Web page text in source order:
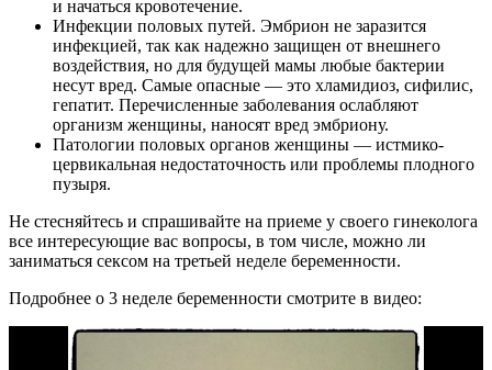
и начаться кровотечение.
Инфекции половых путей. Эмбрион не заразится
инфекцией, так как надежно защищен от внешнего
воздействия, но для будущей мамы любые бактерии
несут вред. Самые опасные — это хламидиоз, сифилис,
гепатит. Перечисленные заболевания ослабляют
организм женщины, наносят вред эмбриону.
Патологии половых органов женщины — истмико-
цервикальная недостаточность или проблемы плодного
пузыря.
Не стесняйтесь и спрашивайте на приеме у своего гинеколога
все интересующие вас вопросы, в том числе, можно ли
заниматься сексом на третьей неделе беременности.
Подробнее о 3 неделе беременности смотрите в видео: